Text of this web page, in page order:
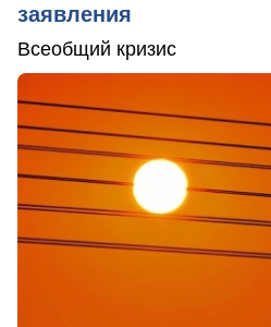
заявления
Всеобщий кризис